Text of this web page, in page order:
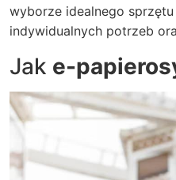
wyborze idealnego
indywidualnych potrzeb
Jak e-